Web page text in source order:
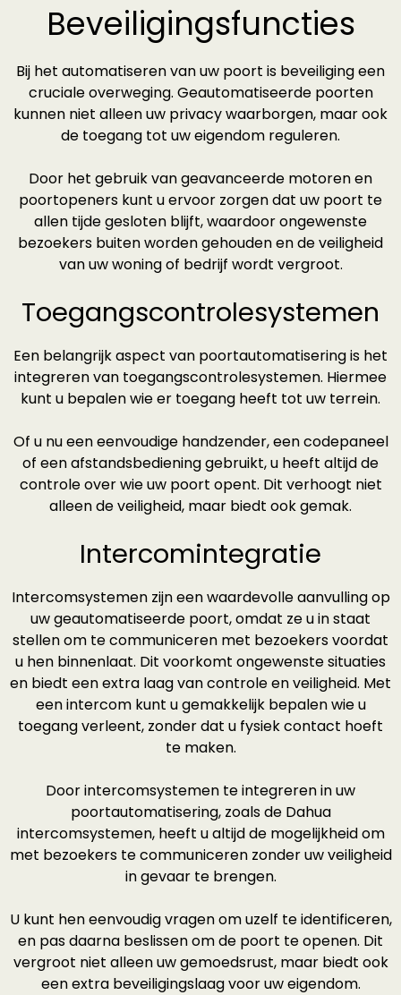
Beveiligingsfuncties
Bij het automatiseren van uw poort is beveiliging een
cruciale overweging. Geautomatiseerde poorten
kunnen niet alleen uw privacy waarborgen, maar ook
de toegang tot uw eigendom reguleren.
Door het gebruik van geavanceerde motoren en
poortopeners kunt u ervoor zorgen dat uw poort te
allen tijde gesloten blijft, waardoor ongewenste
bezoekers buiten worden gehouden en de veiligheid
van uw woning of bedrijf wordt vergroot.
Toegangscontrolesystemen
Een belangrijk aspect van poortautomatisering is het
integreren van toegangscontrolesystemen. Hiermee
kunt u bepalen wie er toegang heeft tot uw terrein.
Of u nu een eenvoudige handzender, een codepaneel
of een afstandsbediening gebruikt, u heeft altijd de
controle over wie uw poort opent. Dit verhoogt niet
alleen de veiligheid, maar biedt ook gemak.
Intercomintegratie
Intercomsystemen zijn een waardevolle aanvulling op
uw geautomatiseerde poort, omdat ze u in staat
stellen om te communiceren met bezoekers voordat
u hen binnenlaat. Dit voorkomt ongewenste situaties
en biedt een extra laag van controle en veiligheid. Met
een intercom kunt u gemakkelijk bepalen wie u
toegang verleent, zonder dat u fysiek contact hoeft
te maken.
Door intercomsystemen te integreren in uw
poortautomatisering, zoals de Dahua
intercomsystemen, heeft u altijd de mogelijkheid om
met bezoekers te communiceren zonder uw veiligheid
in gevaar te brengen.
U kunt hen eenvoudig vragen om uzelf te identificeren,
en pas daarna beslissen om de poort te openen. Dit
vergroot niet alleen uw gemoedsrust, maar biedt ook
een extra beveiligingslaag voor uw eigendom.